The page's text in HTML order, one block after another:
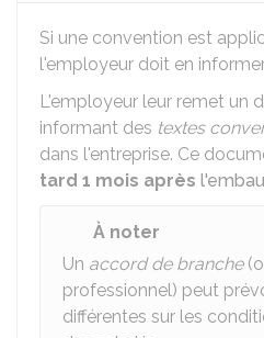
Si une convention est
l'employeur doit en
L'employeur leur remet un
informant des textes
dans l'entreprise. Ce
tard 1 mois après
À noter
Un accord de branche
professionnel) peut
différentes sur les